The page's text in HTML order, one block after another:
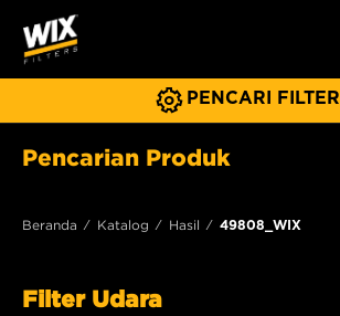
PENCARI FILTER
Pencarian Produk
Beranda Katalog Hasil 49808_WIX
Filter Udara